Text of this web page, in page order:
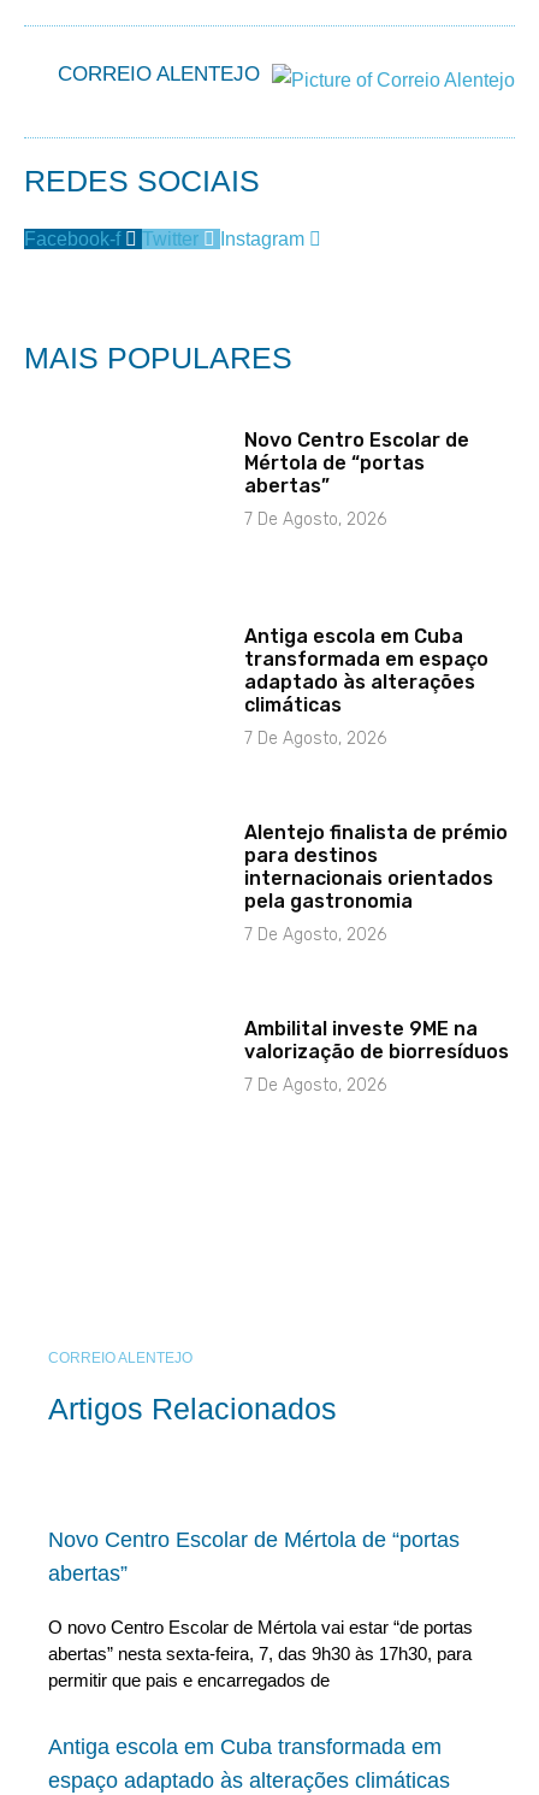
CORREIO ALENTEJO
REDES SOCIAIS
Facebook-f Twitter Instagram
MAIS POPULARES
Novo Centro Escolar de
Mértola de “portas
abertas”
7 De Agosto, 2026
Antiga escola em Cuba
transformada em espaço
adaptado às alterações
climáticas
7 De Agosto, 2026
Alentejo finalista de prémio
para destinos
internacionais orientados
pela gastronomia
7 De Agosto, 2026
Ambilital investe 9ME na
valorização de biorresíduos
7 De Agosto, 2026
CORREIO ALENTEJO
Artigos Relacionados
Novo Centro Escolar de Mértola de “portas
abertas”
O novo Centro Escolar de Mértola vai estar “de portas
abertas” nesta sexta-feira, 7, das 9h30 às 17h30, para
permitir que pais e encarregados de
Antiga escola em Cuba transformada em
espaço adaptado às alterações climáticas